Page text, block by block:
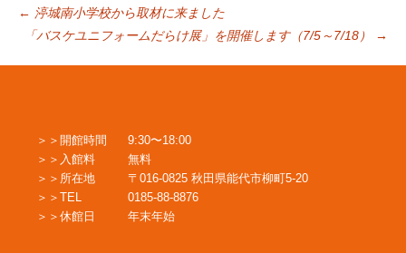
投
稿
ナ
ビ
← 渟城南小学校から取材に来ました
「バスケユニフォームだらけ展」を開催します（7/5～7/18）
→
開館時間
9:30〜18:00
入館料
無料
所在地
〒016-0825 秋田県能代市柳町5-20
TEL
0185-88-8876
休館日
年末年始